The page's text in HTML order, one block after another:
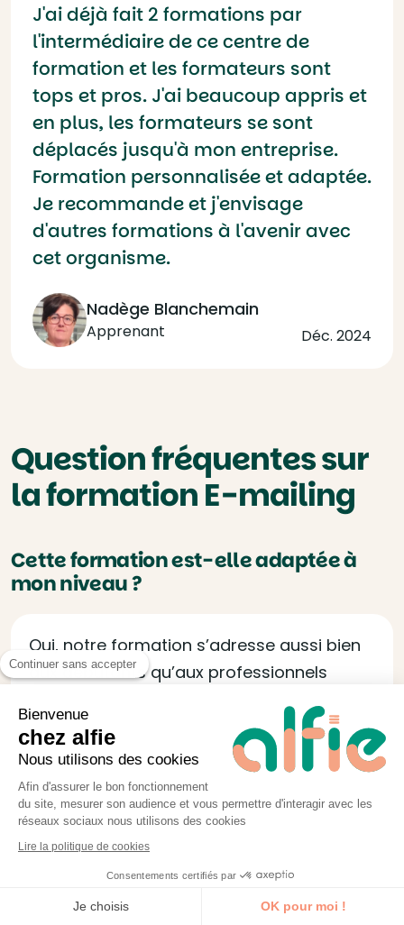
J'ai déjà fait 2 formations par
l'intermédiaire de ce centre de
formation et les formateurs sont
tops et pros. J'ai beaucoup appris et
en plus, les formateurs se sont
déplacés jusqu'à mon entreprise.
Formation personnalisée et adaptée.
Je recommande et j'envisage
d'autres formations à l'avenir avec
cet organisme.
Nadège Blanchemain
Apprenant Déc. 2024
Question fréquentes sur
la formation E-mailing
Cette formation est-elle adaptée à
mon niveau ?
Oui, notre formation s’adresse aussi bien
aux débutants qu’aux professionnels
appel téléphonique avec le formateur
permet d’ajuster le contenu en fonction de
vos compétences et de vos objectifs.
L'équipe alfie
Comment puis-je financer cette
Continuer sans accepter
Bienvenue
chez alfie
Nous utilisons des cookies
Afin d'assurer le bon fonctionnement
du site, mesurer son audience et vous permettre d'interagir avec les
réseaux sociaux nous utilisons des cookies
Lire la politique de cookies
Consentements certifiés par
Je choisis OK pour moi !